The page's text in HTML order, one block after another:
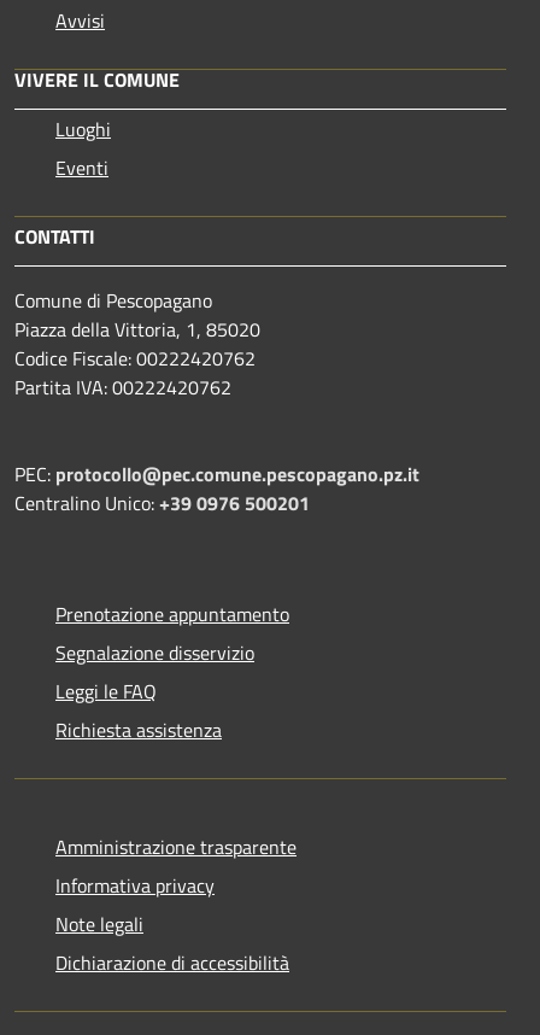
Avvisi
VIVERE IL COMUNE
Luoghi
Eventi
CONTATTI
Comune di Pescopagano
Piazza della Vittoria, 1, 85020
Codice Fiscale: 00222420762
Partita IVA: 00222420762
PEC: protocollo@pec.comune.pescopagano.pz.it
Centralino Unico:+39 0976 500201
Prenotazione appuntamento
Segnalazione disservizio
Leggi le FAQ
Richiesta assistenza
Amministrazione trasparente
Informativa privacy
Note legali
Dichiarazione di accessibilità